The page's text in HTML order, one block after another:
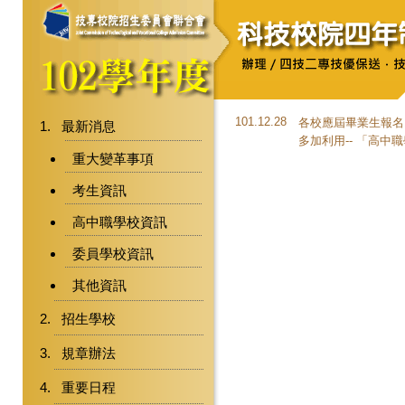
最新消息
重大變革事項
考生資訊
高中職學校資訊
委員學校資訊
其他資訊
招生學校
規章辦法
重要日程
101.12.28
各校應屆畢業生報
多加利用-- 「 高中